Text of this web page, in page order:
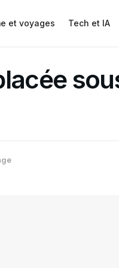
et voyages Tech et IA